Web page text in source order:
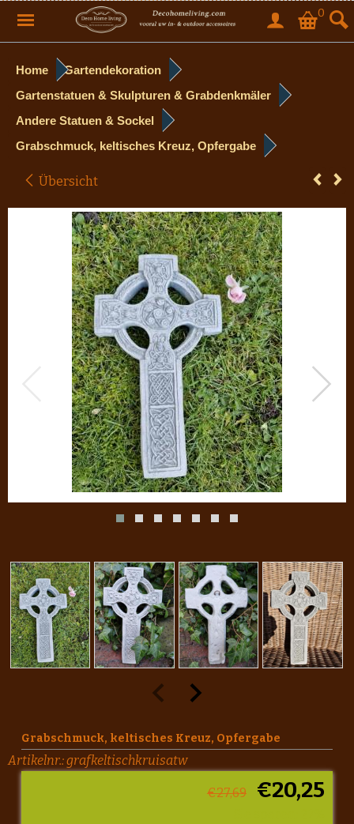
0
Home
Gartendekoration
Gartenstatuen & Skulpturen & Grabdenkmäler
Andere Statuen & Sockel
Grabschmuck, keltisches Kreuz, Opfergabe
Übersicht
Grabschmuck, keltisches Kreuz, Opfergabe
Artikelnr.:grafkeltischkruisatw
€27,69 €20,25